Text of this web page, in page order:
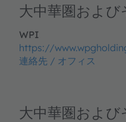
大中華圏およ
WPI
https://
連絡先 / オフィス
大中華圏およ